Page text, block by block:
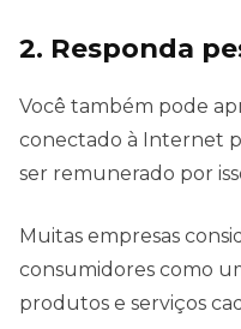
2. Responda
Você também pode
conectado à Internet
ser remunerado por
Muitas empresas
consumidores como
produtos e serviços